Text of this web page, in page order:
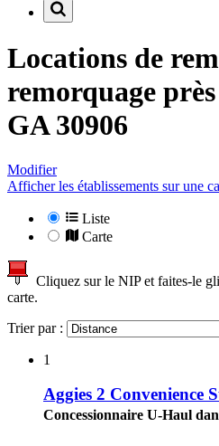
Locations de
remorquage
GA 30906
Modifier
Afficher les établissements sur une
Liste
Carte
Cliquez sur le NIP et faites-le
carte.
Trier par :
1
Aggies 2 Convenience
Concessionnaire U-Haul